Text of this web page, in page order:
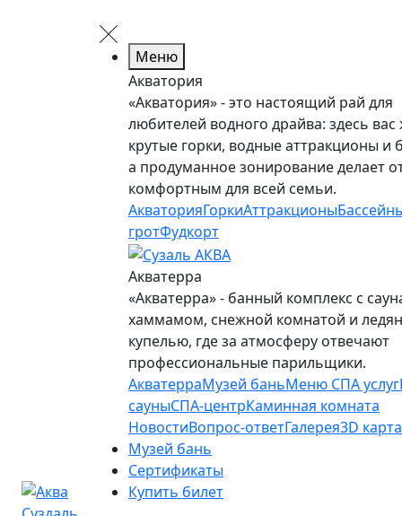
Меню
Акватория
«Акватория» - это настоящий рай для
любителей водного драйва: здесь вас
крутые горки, водные аттракционы и
а продуманное зонирование делает
комфортным для всей семьи.
АкваторияГоркиАттракционы
гротФудкорт
Акватерра
«Акватерра» - банный комплекс с
хаммамом, снежной комнатой и
купелью, где за атмосферу отвечают
профессиональные парильщики.
АкватерраМузей баньМеню СПА услуг
сауныСПА-центрКаминная комната
НовостиВопрос-ответГалерея3D карта
Музей бань
Сертификаты
Купить билет